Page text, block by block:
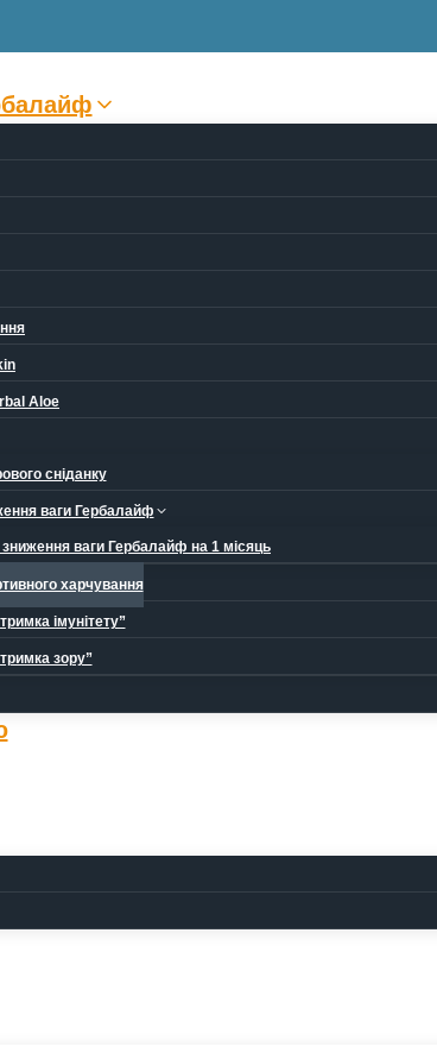
Aloe
сніданку
ваги Гербалайф
ваги Гербалайф на 1 місяць
харчування
імунітету”
зору”